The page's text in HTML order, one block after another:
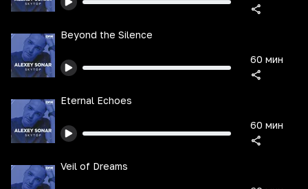
Beyond the Silence
60 мин
Eternal Echoes
60 мин
Veil of Dreams